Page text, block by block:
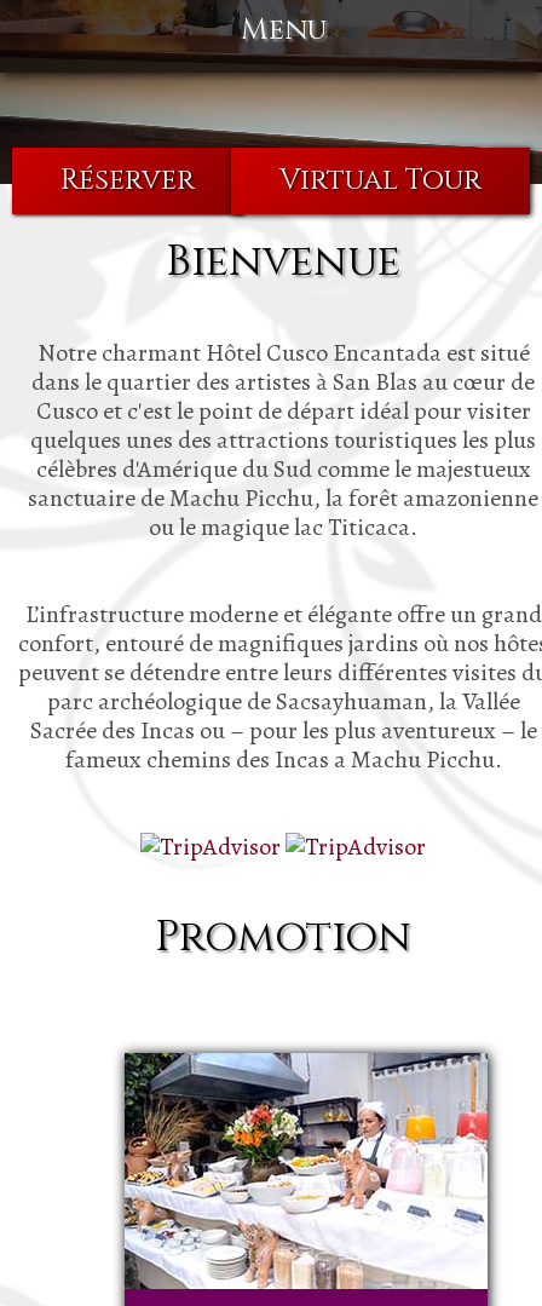
Menu
Réserver Virtual Tour
Bienvenue
Notre charmant Hôtel Cusco Encantada est situé
dans le quartier des artistes à San Blas au cœur de
Cusco et c'est le point de départ idéal pour visiter
quelques unes des attractions touristiques les plus
célèbres d'Amérique du Sud comme le majestueux
sanctuaire de Machu Picchu, la forêt amazonienne
ou le magique lac Titicaca.
L’infrastructure moderne et élégante offre un grand
confort, entouré de magnifiques jardins où nos
peuvent se détendre entre leurs différentes visites
parc archéologique de Sacsayhuaman, la Vallée
Sacrée des Incas ou – pour les plus aventureux – le
fameux chemins des Incas a Machu Picchu.
Promotion